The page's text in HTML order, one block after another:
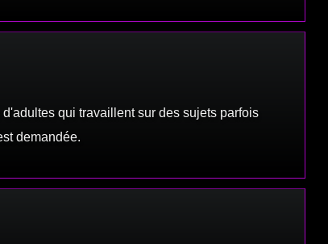
qui travaillent sur des sujets parfois
demandée.